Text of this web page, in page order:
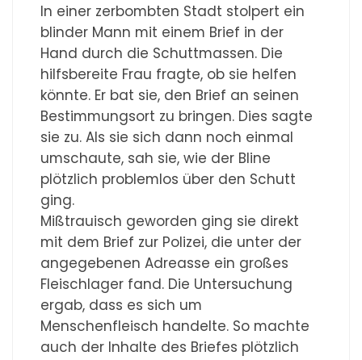
In einer zerbombten Stadt stolpert ein
blinder Mann mit einem Brief in der
Hand durch die Schuttmassen. Die
hilfsbereite Frau fragte, ob sie helfen
könnte. Er bat sie, den Brief an seinen
Bestimmungsort zu bringen. Dies sagte
sie zu. Als sie sich dann noch einmal
umschaute, sah sie, wie der Bline
plötzlich problemlos über den Schutt
ging.
Mißtrauisch geworden ging sie direkt
mit dem Brief zur Polizei, die unter der
angegebenen Adreasse ein großes
Fleischlager fand. Die Untersuchung
ergab, dass es sich um
Menschenfleisch handelte. So machte
auch der Inhalte des Briefes plötzlich